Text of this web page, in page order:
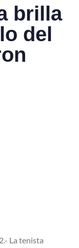
brilla
del
La tenista